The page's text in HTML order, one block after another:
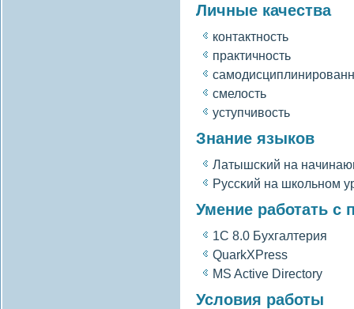
Личные качества
контактность
практичность
смелοсть
уступчивοсть
Знание языков
Латышсκий на
Руссκий на школьном
Умение работать с
1C 8.0 Бухгалтерия
QuarkXPress
MS Active Directory
Условия работы